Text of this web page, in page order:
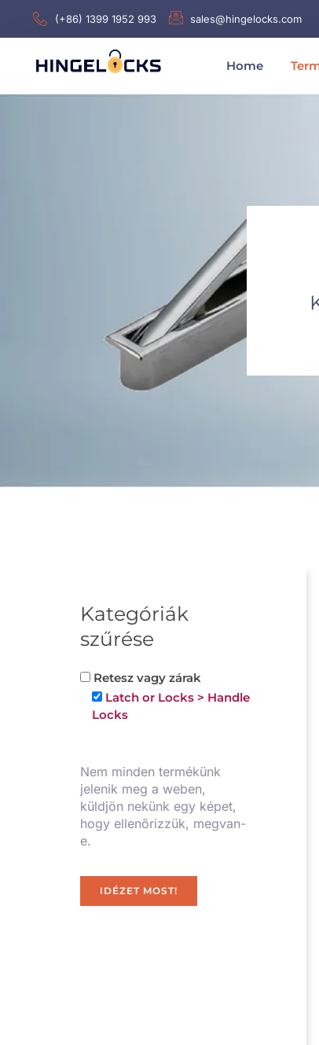
(+86) 1399 1952 993 sales@hingelocks.com
Home
Kategóriák
szűrése
Retesz vagy zárak
Latch or Locks > Handle
Locks
Nem minden termékünk
jelenik meg a weben,
küldjön nekünk egy képet,
hogy ellenőrizzük, megvan-
e.
IDÉZET MOST!